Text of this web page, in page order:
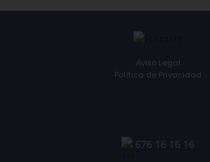
Aviso Legal
Política de Privacidad
676 16 16 16